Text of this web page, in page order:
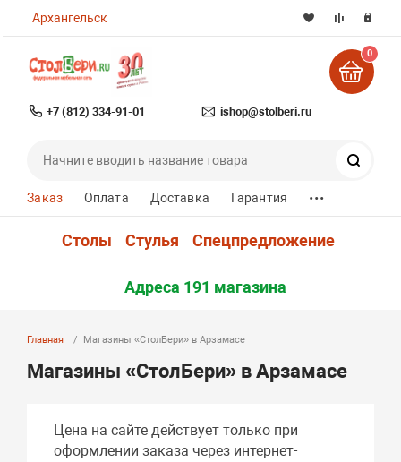
Архангельск
+7 (812) 334-91-01 ishop@stolberi.ru
0
Заказ Оплата Доставка Гарантия ...
Столы Стулья Спецпредложение
Адреса 191 магазина
Главная Магазины «СтолБери» в Арзамасе
Магазины «СтолБери» в Арзамасе
Цена на сайте действует только при
оформлении заказа через интернет-